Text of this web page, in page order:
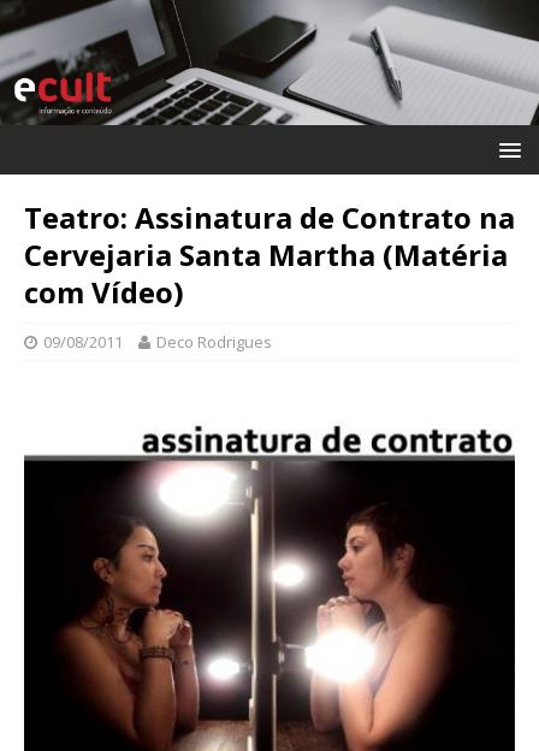
Teatro: Assinatura de Contrato na
Cervejaria Santa Martha (Matéria
com Vídeo)
09/08/2011 Deco Rodrigues